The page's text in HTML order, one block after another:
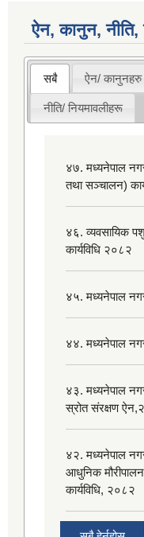
ऐन, कानुन, नीति,
सबै ऐन/ कानुनहरु
नीति/ नियमावलीहरू
४७. मध्यनेपाल
तथा सञ्चालन)
४६. व्यवसायिक
कार्यविधि २०८२
४५. मध्यनेपाल
४४. मध्यनेपाल
४३. मध्यनेपाल
स्रोत संरक्षण
४२. मध्यनेपाल
आधुनिक मौरीपालन
कार्यविधि, २०८२